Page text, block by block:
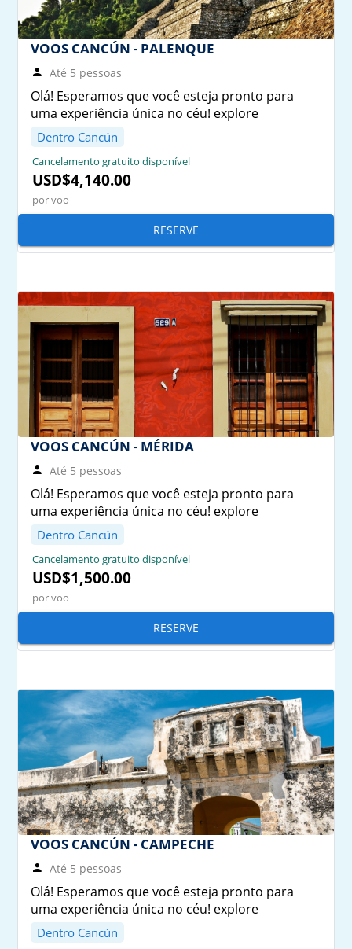
VOOS CANCÚN - PALENQUE
Até 5 pessoas
Olá! Esperamos que você esteja pronto para
uma experiência única no céu! explore
Dentro Cancún
Cancelamento gratuito disponível
USD$4,140.00
por voo
RESERVE
VOOS CANCÚN - MÉRIDA
Até 5 pessoas
Olá! Esperamos que você esteja pronto para
uma experiência única no céu! explore
Dentro Cancún
Cancelamento gratuito disponível
USD$1,500.00
por voo
RESERVE
VOOS CANCÚN - CAMPECHE
Até 5 pessoas
Olá! Esperamos que você esteja pronto para
uma experiência única no céu! explore
Dentro Cancún